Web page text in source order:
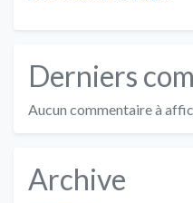
Derniers
Aucun commentaire à
Archive